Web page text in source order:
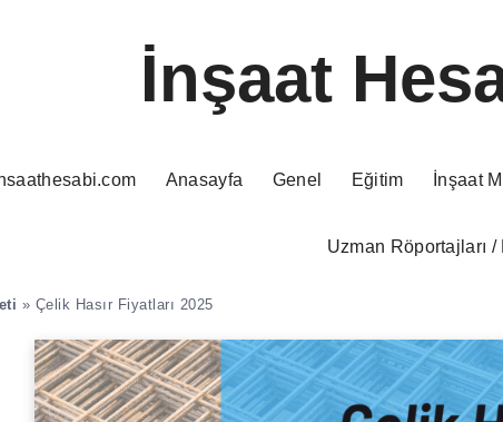
İnşaat
Anasayfa Genel Eğitim İnşaat
Uzman Röportajları /
» Çelik Hasır Fiyatları 2025